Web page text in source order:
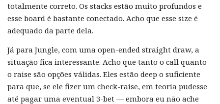
totalmente correto. Os stacks estão muito profundos e
esse board é bastante conectado. Acho que esse size é
adequado da parte dela.
Já para Jungle, com uma open-ended straight draw, a
situação fica interessante. Acho que tanto o call quanto
o raise são opções válidas. Eles estão deep o suficiente
para que, se ele fizer um check-raise, em teoria pudesse
até pagar uma eventual 3-bet — embora eu não ache